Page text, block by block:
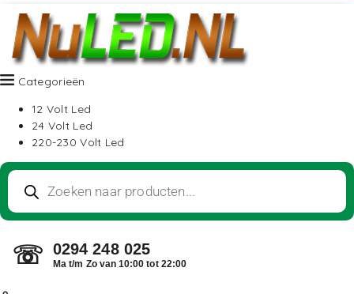
Categorieën
12 Volt Led
24 Volt Led
220-230 Volt Led
☏ 0294 248 025
Ma t/m Zo van 10:00 tot 22:00